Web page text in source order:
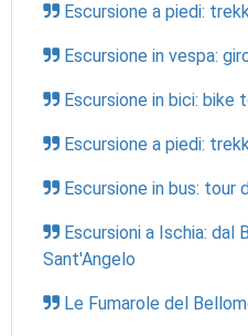
Escursione a piedi:
Escursione in vespa:
Escursione in bici: bike
Escursione a piedi:
Escursione in bus: tour
Escursioni a Ischia: dal
Sant'Angelo
Le Fumarole del